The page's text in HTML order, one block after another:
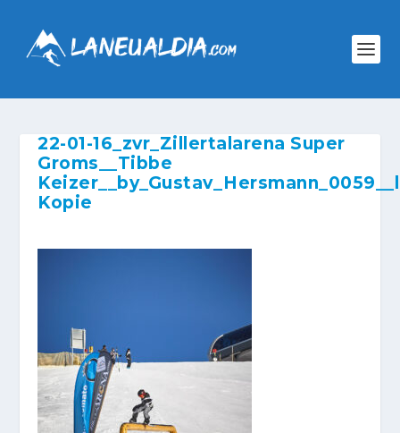
22-01-16_zvr_Zillertalarena Super
Groms__Tibbe
Kopie